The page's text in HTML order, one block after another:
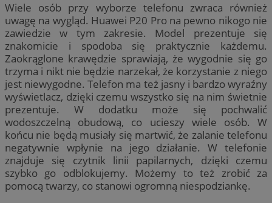
Wiele osób przy wyborze telefonu zwraca również
uwagę na wygląd. Huawei P20 Pro na pewno nikogo nie
zawiedzie w tym zakresie. Model prezentuje się
znakomicie i spodoba się praktycznie każdemu.
Zaokrąglone krawędzie sprawiają, że wygodnie się go
trzyma i nikt nie będzie narzekał, że korzystanie z niego
jest niewygodne. Telefon ma też jasny i bardzo wyraźny
wyświetlacz, dzięki czemu wszystko się na nim świetnie
prezentuje. W dodatku może się pochwalić
wodoszczelną obudową, co ucieszy wiele osób. W
końcu nie będą musiały się martwić, że zalanie telefonu
negatywnie wpłynie na jego działanie. W telefonie
znajduje się czytnik linii papilarnych, dzięki czemu
szybko go odblokujemy. Możemy to też zrobić za
pomocą twarzy, co stanowi ogromną niespodziankę.